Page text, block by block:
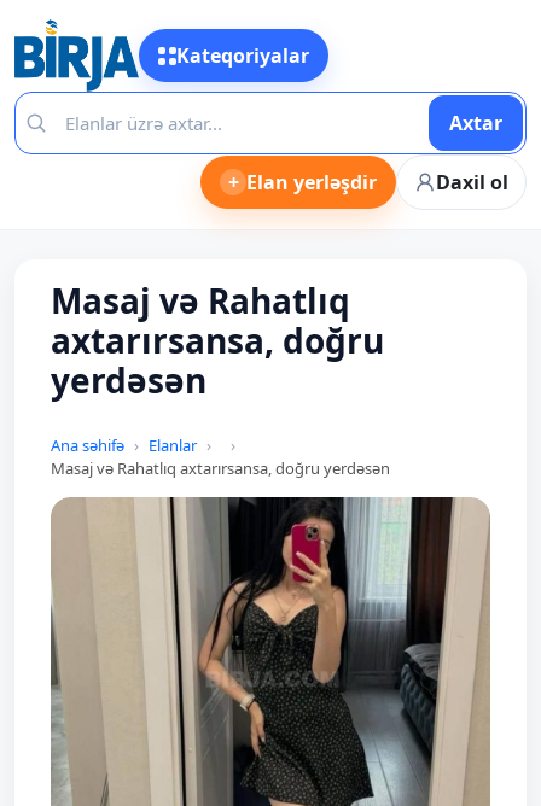
Kateqoriyalar
Axtar
+ Elan yerləşdir Daxil ol
Masaj və Rahatlıq
axtarırsansa, doğru
yerdəsən
Ana səhifə
Elanlar
Masaj və Rahatlıq axtarırsansa, doğru yerdəsən